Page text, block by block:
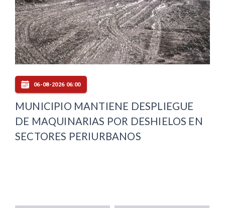
06-08-2026 06:00
MUNICIPIO MANTIENE DESPLIEGUE
DE MAQUINARIAS POR DESHIELOS EN
SECTORES PERIURBANOS